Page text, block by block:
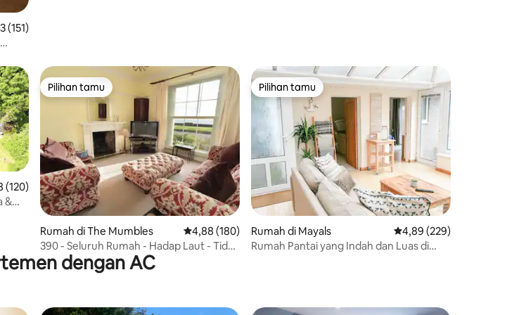
rata 4,83 dari 5, 151 ulasan
(151)
rata 4,98 dari 5, 120 ulasan
(120)
&
Pilihan tamu
Pilihan tamu
Rumah di The Mumbles Nilai rata-rata 4,88 dari 5, 180 ulasan
4,88 (180)
390 - Seluruh Rumah - Hadap Laut - Tidur
8 - Mumbles
Pilihan tamu
Pilihan tamu
Rumah di Mayals Nilai rata-rata 4,89 dari
4,89 (229)
Rumah Pantai yang Indah dan Luas di
dengan AC